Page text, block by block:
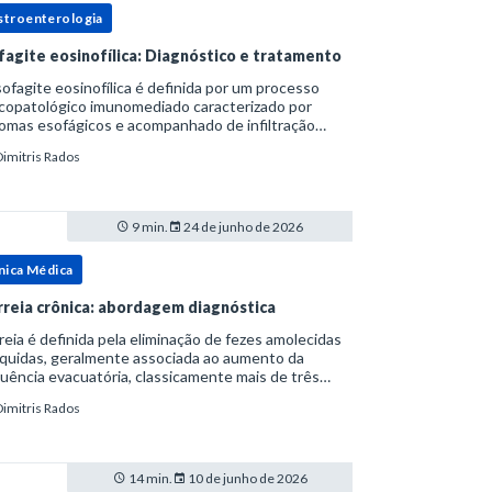
eosinofílica: Diagnóstico e tratamento
eosinofílica é definida por um processo
imunomediado caracterizado por
esofágicos e acompanhado de infiltração
do espectro da doença do refluxo gastr
Rados
9 min. 24 de junho de 2026
Médica
crônica: abordagem diagnóstica
é definida pela eliminação de fezes amolecidas
geralmente associada ao aumento da
evacuatória, classicamente mais de três
a consistência das fezes costuma s
Rados
14 min. 10 de junho de 2026